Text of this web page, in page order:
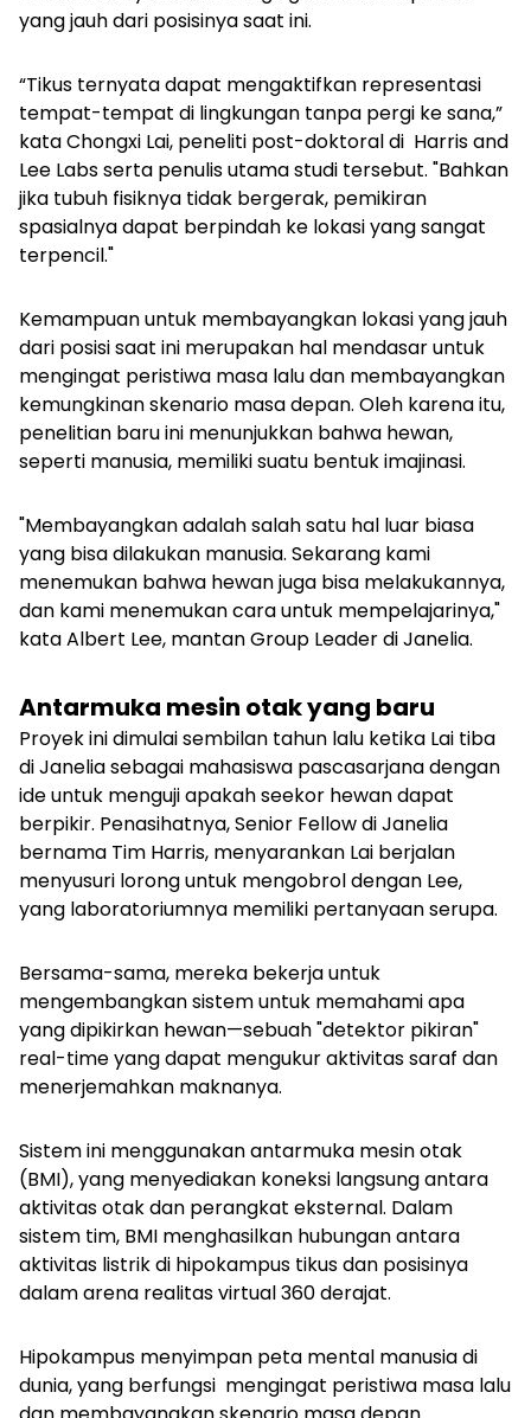
yang jauh dari posisinya saat ini.
“Tikus ternyata dapat mengaktifkan representasi
tempat-tempat di lingkungan tanpa pergi ke sana,”
kata Chongxi Lai, peneliti post-doktoral di Harris and
Lee Labsserta penulis utama studi tersebut. "Bahkan
jika tubuh fisiknya tidak bergerak, pemikiran
spasialnya dapat berpindah ke lokasi yang sangat
terpencil."
Kemampuan untuk membayangkan lokasi yang jauh
dari posisi saat ini merupakan hal mendasar untuk
mengingat peristiwa masa lalu dan membayangkan
kemungkinan skenario masa depan. Oleh karena itu,
penelitian baru ini menunjukkan bahwa hewan,
seperti manusia, memiliki suatu bentuk imajinasi.
"Membayangkan adalah salah satu hal luar biasa
yang bisa dilakukan manusia. Sekarang kami
menemukan bahwa hewan juga bisa melakukannya,
dan kami menemukan cara untuk mempelajarinya,"
kata Albert Lee, mantan Group Leader di Janelia.
Antarmuka mesin otak yang baru
Proyek ini dimulai sembilan tahun lalu ketika Lai tiba
di Janelia sebagai mahasiswa pascasarjana dengan
ide untuk menguji apakah seekor hewan dapat
berpikir. Penasihatnya, Senior Fellow di Janelia
bernama Tim Harris, menyarankan Lai berjalan
menyusuri lorong untuk mengobrol dengan Lee,
yang laboratoriumnya memiliki pertanyaan serupa.
Bersama-sama, mereka bekerja untuk
mengembangkan sistem untuk memahami apa
yang dipikirkan hewan—sebuah "detektor pikiran"
real-time yang dapat mengukur aktivitas saraf dan
menerjemahkan maknanya.
Sistem ini menggunakan antarmuka mesin otak
(BMI), yang menyediakan koneksi langsung antara
aktivitas otak dan perangkat eksternal. Dalam
sistem tim, BMI menghasilkan hubungan antara
aktivitas listrik di hipokampus tikus dan posisinya
dalam arena realitas virtual 360 derajat.
Hipokampus menyimpan peta mental manusia di
dunia, yang berfungsi mengingat peristiwa masa lalu